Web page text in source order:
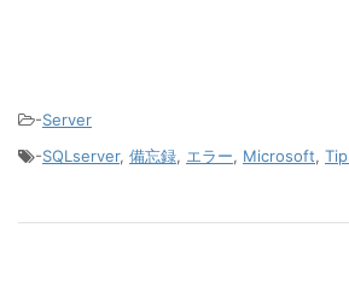
-Server
-SQLserver, 備忘録, エラー, Microsoft,